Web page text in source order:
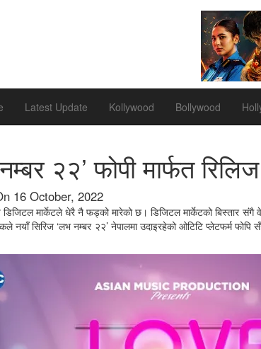
Latest Update Kollywood Bollywood
२२’ फोपी मार्फत
16 October, 2022
मार्केटले धेरै नै फड्को मारेको छ। डिजिटल मार्केटको बिस्तार संगै
नयाँ सिरिज ‘लभ नम्बर २२’ नेपालमा उदाइरहेको ओटिटि प्लेटफर्म